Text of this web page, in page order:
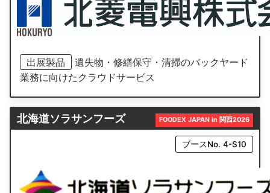
出展製品
遺失物・修繕保守・清掃のバックヤード
業務に向けたクラウドサービス
北海道ソラサンフーズ FOODEX JAPAN in 関西2026
ブースNo. 4-S10